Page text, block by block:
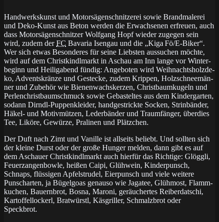
Handwerkskunst und Mo­tor­sä­gen­schnit­ze­rei so­wie Brand­ma­le­rei
und Deko-Kunst aus Be­ton wer­den die Er­wach­se­nen er­freuen, auch
dass Mo­tor­sä­gen­schnit­zer Wolf­gang Hopf wie­der zu­ge­gen sein
wird, zu­dem derFC Ba­va­ria Isen­gau und die „Ki­ga Fö/E-Bi­ker“.
Wer sich et­was Be­son­de­res für sei­ne Liebs­ten aus­su­chen möch­te,
wird auf dem Christ­kindl­markt in Aschau am Inn lan­ge vor Win­ter­
be­ginn und Hei­lig­abend fün­dig: An­ge­bo­ten wird Weih­nachts­holz­de­
ko, Ad­vents­krän­ze und Ge­ste­cke, zu­dem Krip­pen, Holz­schnee­män­
ner und Zu­be­hör wie Bie­nen­wachs­ker­zen, Christ­baum­ku­geln und
Per­len­christ­baum­schmuck so­wie Ge­bas­tel­tes aus dem Kin­der­gar­ten,
so­dann Dirndl-Pup­pen­klei­der, hand­ge­strick­te So­cken, Strin­bän­der,
Hä­kel- und Mo­tiv­müt­zen, Le­der­bän­der und Traum­fän­ger, über­dies
Tee, Li­kö­re, Ge­wür­ze, Pra­li­nen und Plätzchen.
Der Duft nach Zimt und Vanille ist all­seits be­liebt. Und soll­ten sich
der klei­ne Durst oder der gro­ße Hun­ger mel­den, dann gibt es auf
dem Aschauer Christ­kindl­markt auch hier­für das Rich­ti­ge: Glögg­li,
Feuer­zan­gen­bow­le, hei­ßen Cai­pi, Glüh­wein, Kin­der­punsch,
Schnaps, flüs­si­gen Ap­fel­stru­del, Eier­punsch und vie­le wei­te­re
Punsch­ar­ten, ja Bü­gel­goas ge­nau­so wie Ja­ga­tee, Glüh­most, Flamm­
ku­chen, Bauern­brot, Bos­na, Ma­ro­ni, ge­räu­cher­tes Rei­ber­dat­schi,
Kar­tof­fel­lo­ckerl, Brat­wür­stl, Käs­gril­ler, Schmalz­brot oder
Speckbrot.